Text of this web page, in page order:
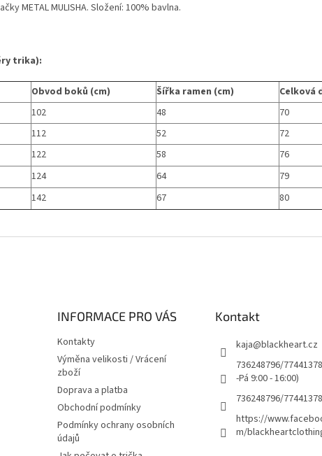
METAL MULISHA. Složení: 100% bavlna.
trika):
Obvod boků (cm) Šířka ramen (cm)
Celková
102 48
70
112 52
72
122 58
76
124 64
79
142 67 80
INFORMACE PRO VÁS
Kontakty
Výměna velikosti / Vrácení
zboží
Doprava a platba
Obchodní podmínky
Podmínky ochrany osobních
údajů
Kontakt
kaja@blackheart.cz
736248796/
-Pá 9:00 - 16:00)
736248796/
https://
m/